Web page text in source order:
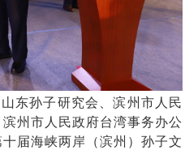
东孙子研究会、滨州市人民
州市人民政府台湾事务办公
届海峡两岸（滨州）孙子文